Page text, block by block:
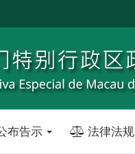
布告示 法律法规